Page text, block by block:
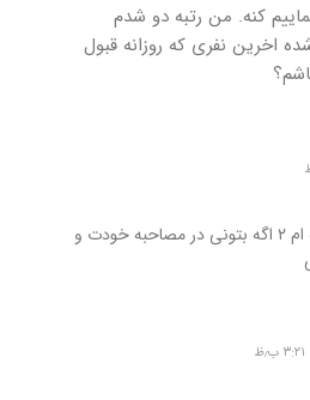
کنه. من رتبه دو شدم
ترازم ۷۴۰۰ شده اخرین نفری که روزانه قبول
سلام خودت میگی رتبه ام ۲ اگه بتونی در مصاحبه خودت و